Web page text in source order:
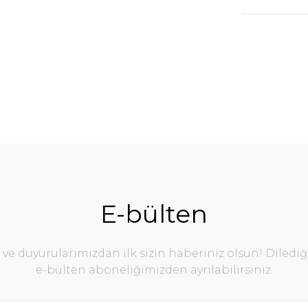
E-bülten
ve duyurularımızdan ilk sizin haberiniz olsun!
e-bülten aboneliğimizden ayrılabilirsiniz.